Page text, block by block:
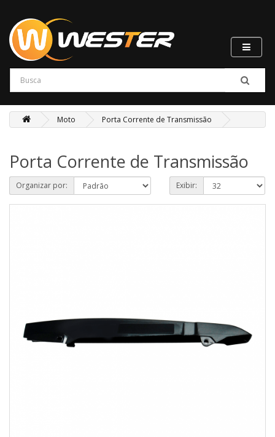
Moto Porta Corrente de Transmissão
Porta Corrente de Transmissão
Organizar por: Exibir: